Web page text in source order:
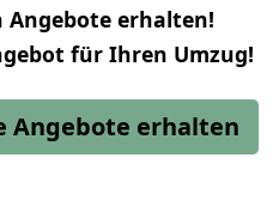
Angebote erhalten!
für Ihren Umzug!
Angebote erhalten